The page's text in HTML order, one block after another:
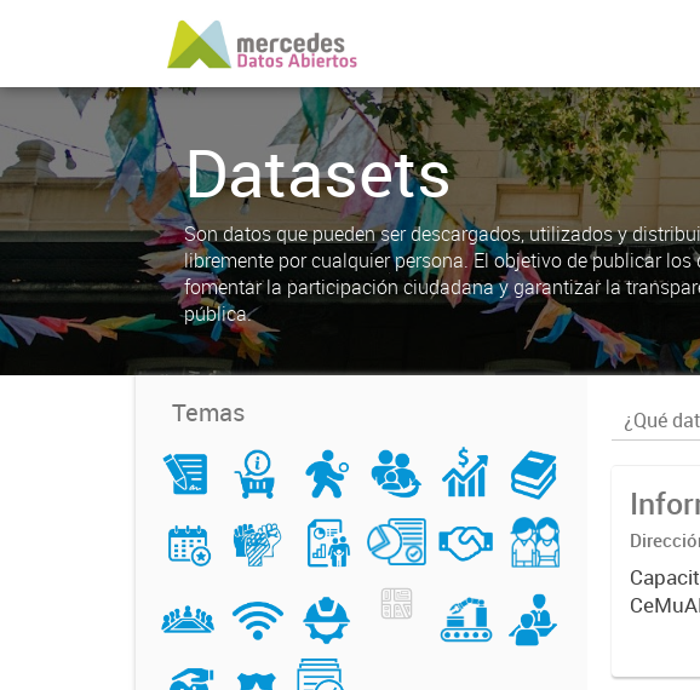
Datasets
Son datos que pueden ser descargados, utilizados y
libremente por cualquier persona. El objetivo de publicar los
fomentar la participación ciudadana y garantizar la
pública.
Temas